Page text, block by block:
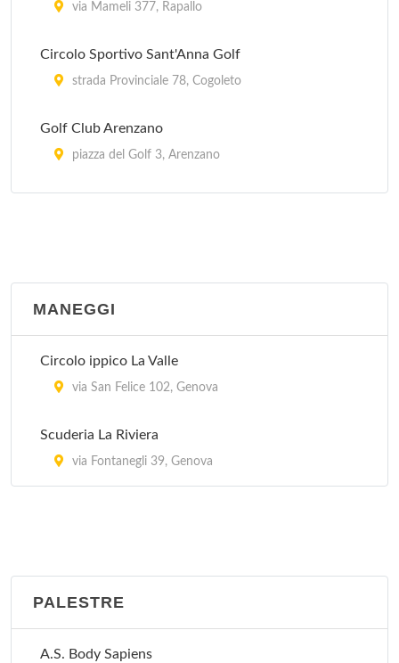
via Mameli 377, Rapallo
Circolo Sportivo Sant'Anna Golf
strada Provinciale 78, Cogoleto
Golf Club Arenzano
piazza del Golf 3, Arenzano
viale Rainusso , Santa Margherita Ligure
MANEGGI
Circolo ippico La Valle
via San Felice 102, Genova
Scuderia La Riviera
via Fontanegli 39, Genova
PALESTRE
A.S. Body Sapiens